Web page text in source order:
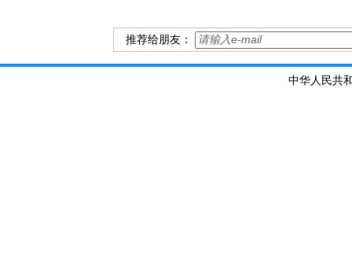
推荐给朋友：
中华人民共